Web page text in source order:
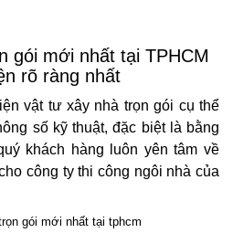
gói mới nhất tại TPHCM
rõ ràng nhất
vật tư xây nhà trọn gói cụ thể
số kỹ thuật, đặc biệt là bằng
khách hàng luôn yên tâm về
công ty thi công ngôi nhà của